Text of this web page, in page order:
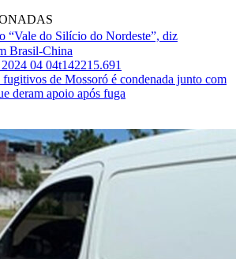
“Vale do Silício do Nordeste”, diz
Brasil-China
de Mossoró é condenada junto com
deram apoio após fuga